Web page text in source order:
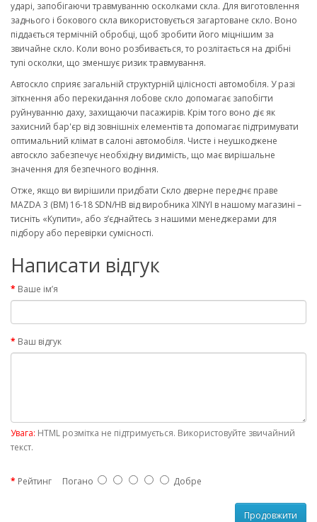
ударі, запобігаючи травмуванню осколками скла. Для виготовлення
заднього і бокового скла використовується загартоване скло. Воно
піддається термічній обробці, щоб зробити його міцнішим за
звичайне скло. Коли воно розбивається, то розлітається на дрібні
тупі осколки, що зменшує ризик травмування.
Автоскло сприяє загальній структурній цілісності автомобіля. У разі
зіткнення або перекидання лобове скло допомагає запобігти
руйнуванню даху, захищаючи пасажирів. Крім того воно діє як
захисний бар'єр від зовнішніх елементів та допомагає підтримувати
оптимальний клімат в салоні автомобіля. Чисте і неушкоджене
автоскло забезпечує необхідну видимість, що має вирішальне
значення для безпечного водіння.
Отже, якщо ви вирішили придбати Скло дверне переднє праве
MAZDA 3 (BM) 16-18 SDN/HB від виробника XINYI в нашому магазині –
тисніть «Купити», або з’єднайтесь з нашими менеджерами для
підбору або перевірки сумісності.
Написати відгук
Ваше ім’я
Ваш відгук
Увага: HTML розмітка не підтримується. Використовуйте звичайний
текст.
Рейтинг Погано Добре
Продовжити